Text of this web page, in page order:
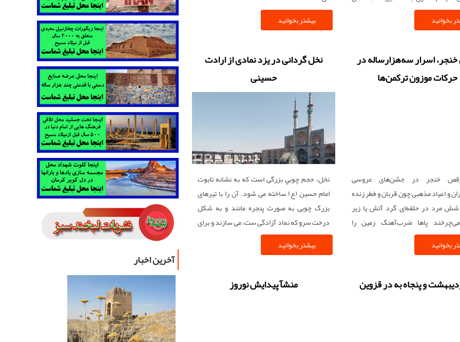
به‌ویژه در چهارمحل قدیمی شهر
می‌شده، به افرادی برمی‌گردد که با چراغ
در وصف رمضان می‌خواندند.
بخوانید
بیشتر بخوانید
اسرار سه‌هزارساله در
حرکات موزون ترکمن‌ها
رقص خنجر در جشن‌های عروسی
و اعیاد مذهبی چون قربان و فطر زنده
شش مرد در حلقه‌ای گرد آتش یا زیر
می‌چرخند پاها ضرب‌آهنگ زمین را
خنجرها رو به آسمان بالا می‌روند.
بخوانید
نخل گردانی در یزد نمادی از ارادت
حسینی
نخل، حجم چوبي بزرگی است که به نشانه تابوت
امام حسين (ع) ساخته می شود. آن را با تیرهای
بزرگ چوبی به صورت پنجره مانند و به شکل
درخت سرو که نماد آزادگی ست، می سازند و برای
حمل کردن آن در طبقه زیرینش تیرهایی قوی
نصب شده است. در دهه محرم با انواع شال هاي
و در زمان برگزاری مراسم، عزاداران آن را بر روی
شانه های خود قرار می دهند و می گردانند.
بیشتر بخوانید
منشآ پیدایش نوروز
آخرین اخبار